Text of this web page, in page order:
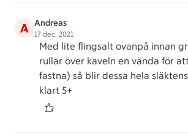
A Andreas
17 dec. 2021
Med lite flingsalt ovanpå innan
rullar över kaveln en vända för
fastna) så blir dessa hela
klart 5+